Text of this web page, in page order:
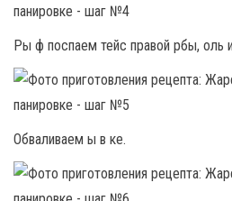
Ры ф поспаем тейс правой рбы, оль
Обваливаем ы в ке.